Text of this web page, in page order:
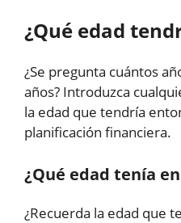
¿Qué edad
¿Se pregunta cuántos
años? Introduzca
la edad que tendría
planificación financiera.
¿Qué edad tenía en
¿Recuerda la edad que